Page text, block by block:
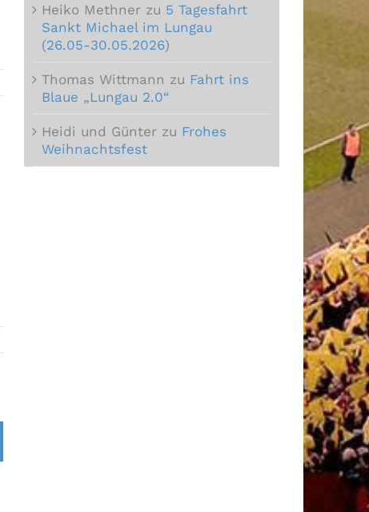
Heiko Methner zu 5 Tagesfahrt
Sankt Michael im Lungau
(26.05-30.05.2026)
Thomas Wittmann zu Fahrt ins
Blaue „Lungau 2.0“
Heidi und Günter zu Frohes
Weihnachtsfest